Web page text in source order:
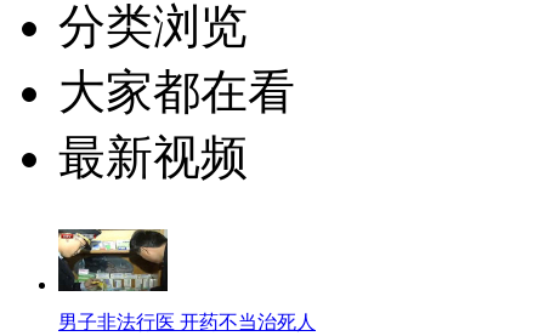
分类浏览
大家都在看
最新视频
男子非法行医 开药不当治死人